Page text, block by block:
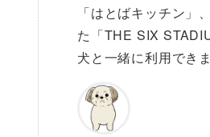
「はとばキッチン」
た「THE SIX
犬と一緒に利用できま